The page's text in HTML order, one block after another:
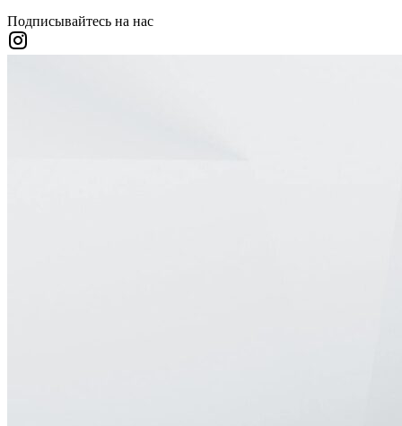
Подписывайтесь на нас